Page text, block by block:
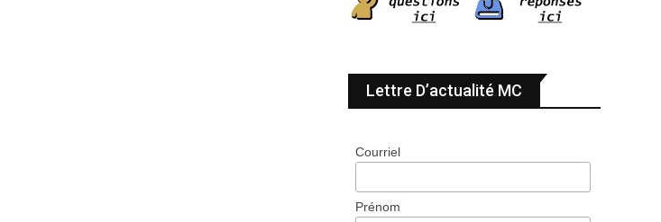
Lettre D’actualité MC
Courriel
Prénom